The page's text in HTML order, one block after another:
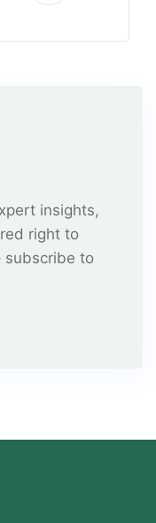
insights,
right to
subscribe to